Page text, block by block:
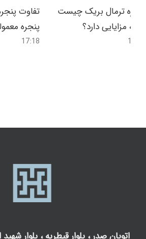
تفاوت
پنجره
17:18
پنجره ترمال بریک چیست
و چه مزایایی دارد؟
16:58